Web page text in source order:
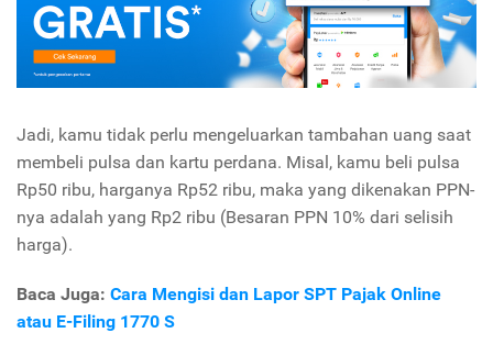
Jadi, kamu tidak perlu mengeluarkan tambahan uang saat
membeli pulsa dan kartu perdana. Misal, kamu beli pulsa
Rp50 ribu, harganya Rp52 ribu, maka yang dikenakan PPN-
nya adalah yang Rp2 ribu (Besaran PPN 10% dari selisih
harga).
Baca Juga: Cara Mengisi dan Lapor SPT Pajak Online
atau E-Filing 1770 S